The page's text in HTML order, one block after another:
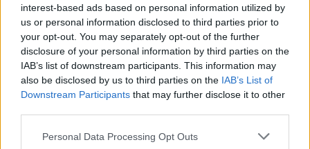
interest-based ads based on personal information utilized by
us or personal information disclosed to third parties prior to
your opt-out. You may separately opt-out of the further
disclosure of your personal information by third parties on the
IAB’s list of downstream participants. This information may
also be disclosed by us to third parties on the IAB’s List of
Downstream Participants that may further disclose it to other
Please note that this website/app uses one or more Google
Personal Data Processing Opt Outs
Edoardo Marchesi, voce delle notizie di
Palermo, ricorda la notte in cui seguì il corteo
in via Maqueda e decise di chiedere carte e
nomi: da allora predilige verifiche sul campo.
In redazione guida l’agenda delle emergenze
e custodisce una collezione di vecchie